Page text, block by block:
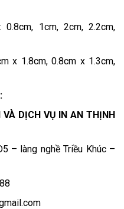
1cm, 2cm, 2.2cm,
x 1.8cm, 0.8cm x 1.3cm,
DỊCH VỤ IN AN THỊNH
– làng nghề Triều Khúc –